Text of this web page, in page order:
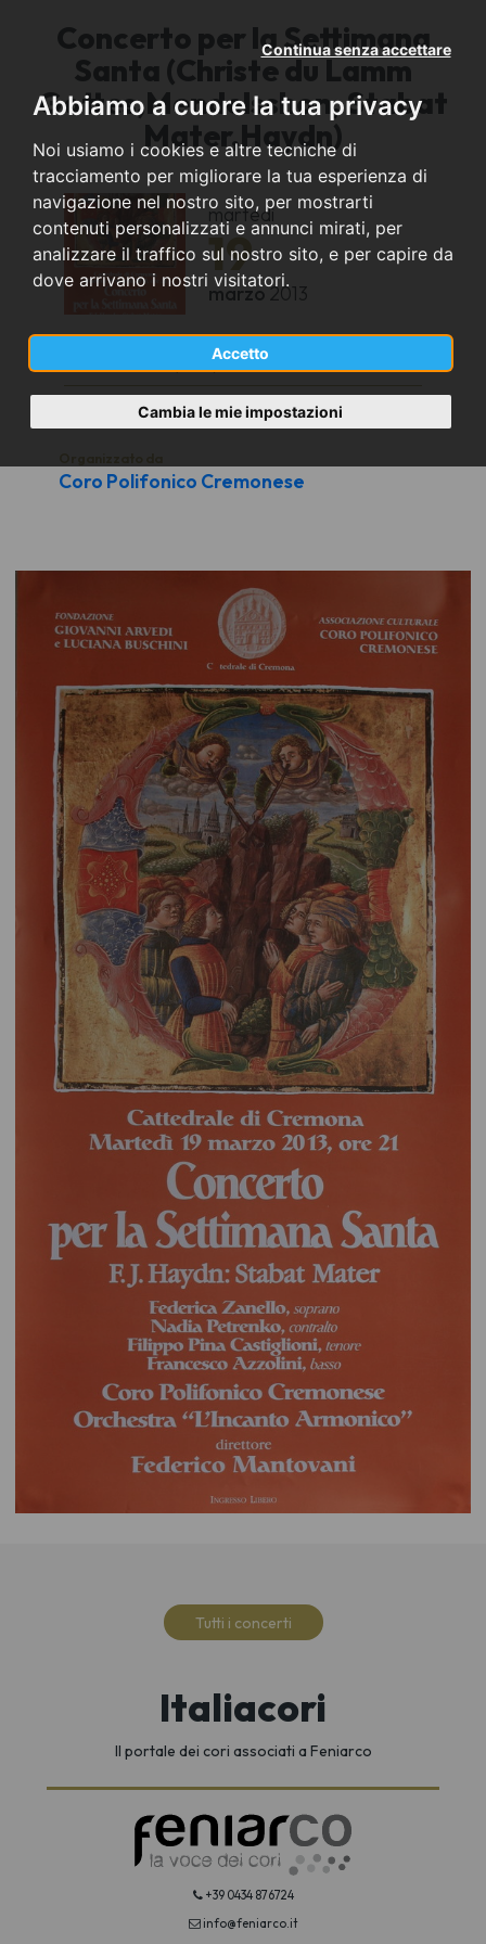
Abbiamo a cuore la tua privacy
Noi usiamo i cookies e altre tecniche di
tracciamento per migliorare la tua esperienza di
navigazione nel nostro sito, per mostrarti
contenuti personalizzati e annunci mirati, per
analizzare il traffico sul nostro sito, e per capire da
dove arrivano i nostri visitatori.
Accetto
Continua senza accettare
Cambia le mie impostazioni
Concerto per la Settimana
Santa (Christe du Lamm
Gottes,Mendelsshon, Stabat
Mater,Haydn)
martedì
19
marzo2013
Cremona (CR)
Cattedrale di Cremona
Coro Polifonico Cremonese
Tutti i concerti
Italiacori
Il portale dei cori associati a Feniarco
+39 0434 876724
info@feniarco.it